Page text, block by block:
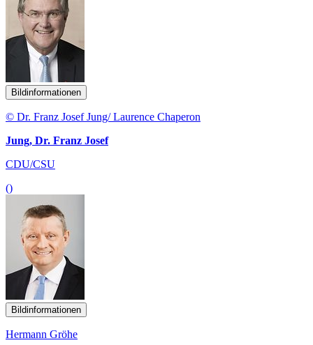
Bildinformationen
© Dr. Franz Josef Jung/ Laurence Chaperon
Jung, Dr. Franz Josef
CDU/CSU
()
Bildinformationen
Hermann Gröhe